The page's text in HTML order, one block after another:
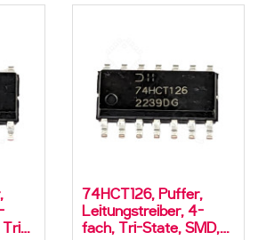
Tri-
74HCT126, Puffer,
Leitungstreiber, 4-
fach, Tri-State, SMD,